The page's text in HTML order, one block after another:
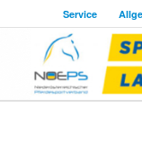
Service